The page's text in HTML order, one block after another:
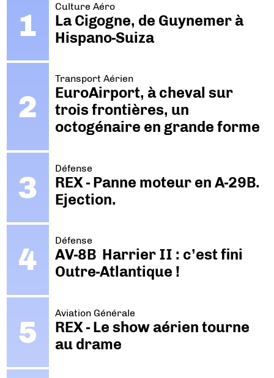
Culture Aéro
La Cigogne, de Guynemer à
Hispano-Suiza
Transport Aérien
EuroAirport, à cheval sur
trois frontières, un
octogénaire en grande forme
Défense
REX - Panne moteur en A-29B.
Ejection.
Défense
AV-8B Harrier II : c’est fini
Outre-Atlantique !
Aviation Générale
REX - Le show aérien tourne
au drame